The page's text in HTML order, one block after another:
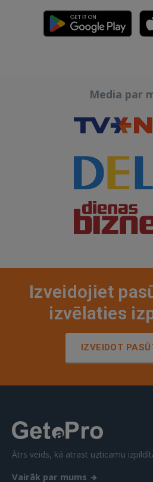
Media par
Izveidojiet
izvēlaties
IZVEIDOT
Ātrs veids, kā atrast uzticamu
Vairāk par mums